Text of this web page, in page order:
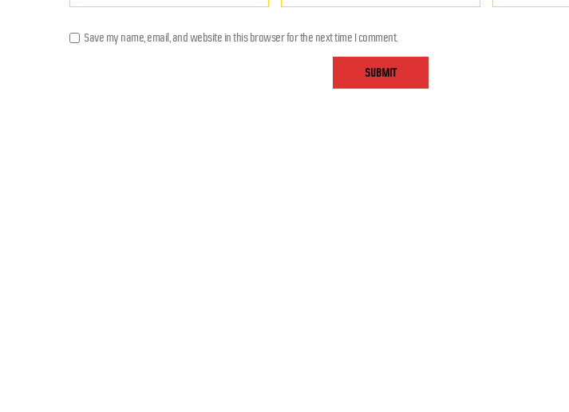
Save my name, email, and website in this browser for the next time I comment.